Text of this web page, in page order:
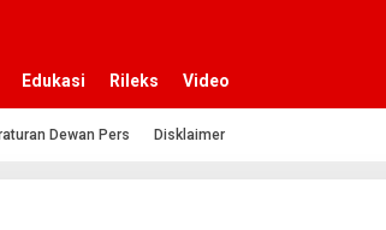
Edukasi Rileks Video
Dewan Pers Disklaimer